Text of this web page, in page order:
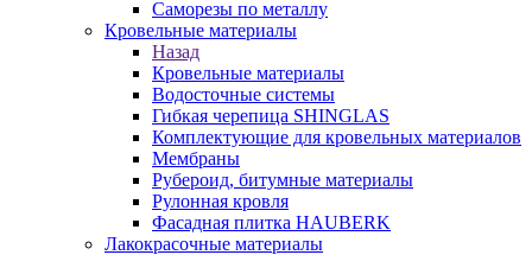
Саморезы по металлу
Кровельные материалы
Назад
Кровельные материалы
Водосточные системы
Гибкая черепица SHINGLAS
Комплектующие для кровельных материалов
Мембраны
Рубероид, битумные материалы
Рулонная кровля
Фасадная плитка HAUBERK
Лакокрасочные материалы